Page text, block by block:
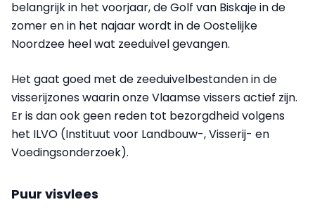
belangrijk in het voorjaar, de Golf van Biskaje in de
zomer en in het najaar wordt in de Oostelijke
Noordzee heel wat zeeduivel gevangen.
Het gaat goed met de zeeduivelbestanden in de
visserijzones waarin onze Vlaamse vissers actief zijn.
Er is dan ook geen reden tot bezorgdheid volgens
het ILVO (Instituut voor Landbouw-, Visserij- en
Voedingsonderzoek).
Puur visvlees